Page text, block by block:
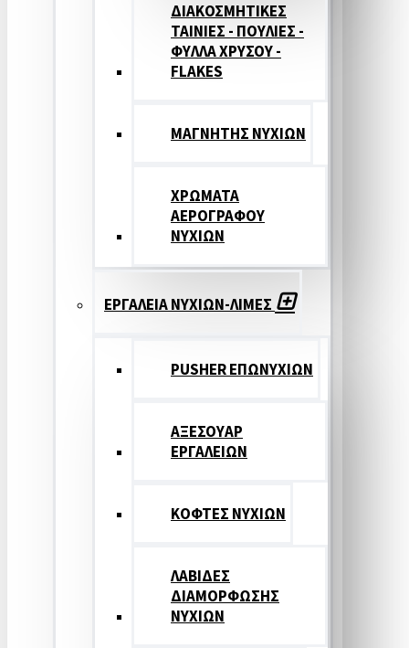
ΔΙΑΚΟΣΜΗΤΙΚΕΣ
ΤΑΙΝΙΕΣ - ΠΟΥΛΙΕΣ -
ΦΥΛΛΑ ΧΡΥΣΟΥ -
FLAKES
ΜΑΓΝΗΤΗΣ ΝΥΧΙΩΝ
ΧΡΩΜΑΤΑ
ΑΕΡΟΓΡΑΦΟΥ
ΝΥΧΙΩΝ
ΕΡΓΑΛΕΙΑ ΝΥΧΙΩΝ-ΛΙΜΕΣ
PUSHER ΕΠΩΝΥΧΙΩΝ
ΑΞΕΣΟΥΑΡ
ΕΡΓΑΛΕΙΩΝ
ΚΟΦΤΕΣ ΝΥΧΙΩΝ
ΛΑΒΙΔΕΣ
ΔΙΑΜΟΡΦΩΣΗΣ
ΝΥΧΙΩΝ